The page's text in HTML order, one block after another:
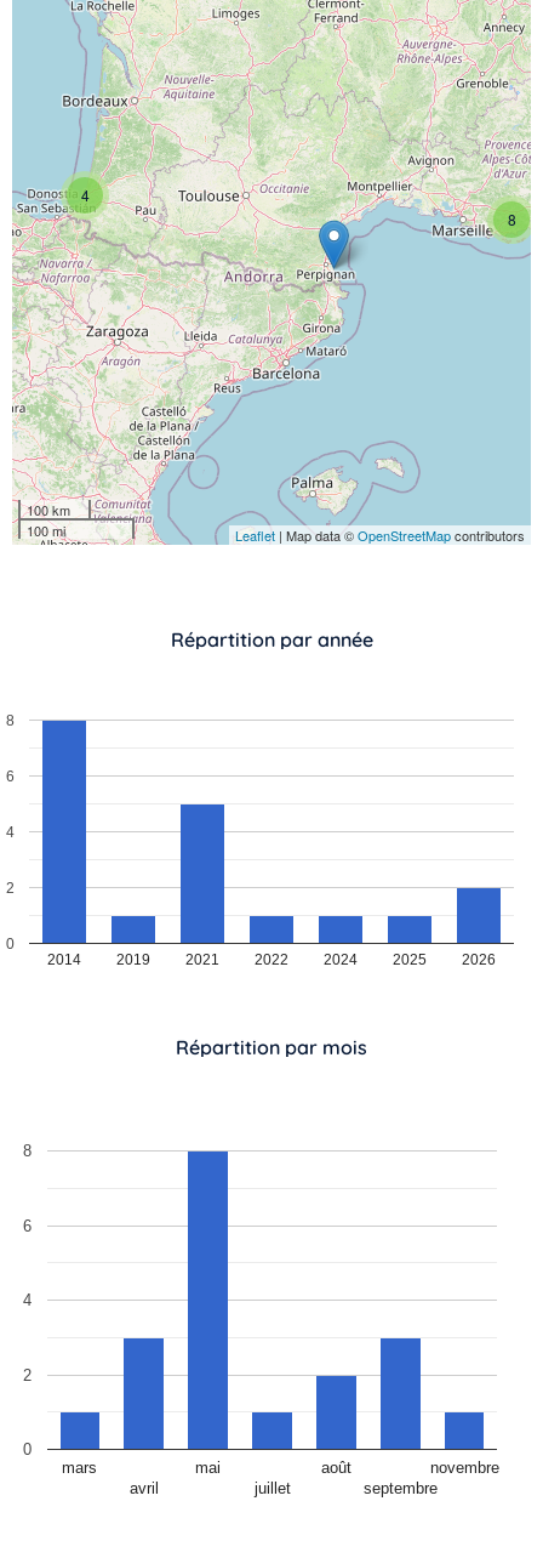
4
8
100 km
100 mi
Leaflet | Map data ©OpenStreetMapcontributors
Répartition par année
2014 2019 2021 2022 2024 2025 2026
0
2
4
6
8
Répartition par mois
mars
avril
mai
juillet
août
septembre
novembre
0
2
4
6
8
Vous n’êtes pas encore inscrit à Biolit ?
Inscrivez-vous dès maintenant